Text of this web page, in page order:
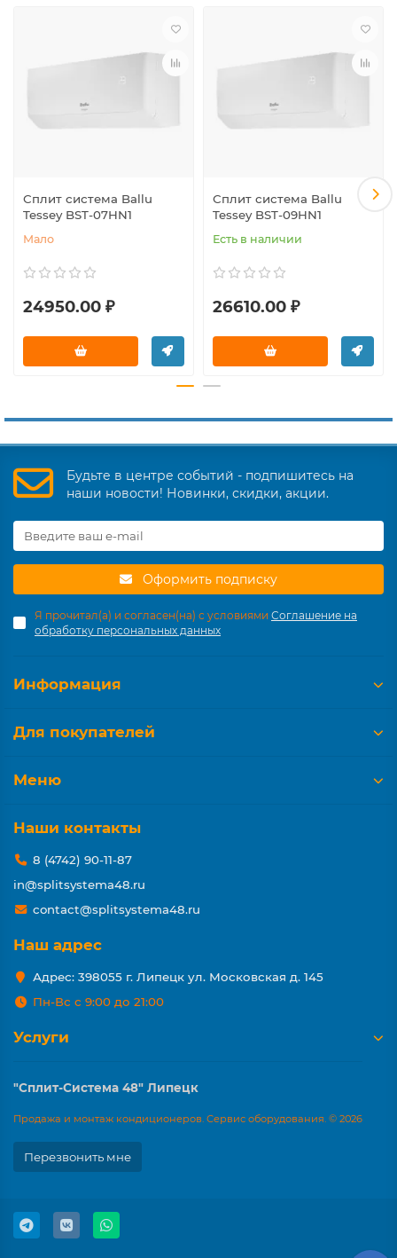
Сплит система Ballu
Tessey BST-07HN1
Мало
24950.00 ₽
Сплит система Ballu
Tessey BST-09HN1
Есть в наличии
26610.00 ₽
Будьте в центре событий - подпишитесь на
наши новости! Новинки, скидки, акции.
Оформить подписку
Я прочитал(а) и согласен(на) с условиями Соглашение на
обработку персональных данных
Информация
Для покупателей
Меню
Наши контакты
8 (4742) 90-11-87
in@splitsystema48.ru
contact@splitsystema48.ru
Наш адрес
Адрес: 398055 г. Липецк ул. Московская д. 145
Пн-Вс с 9:00 до 21:00
Услуги
"Сплит-Система 48" Липецк
Продажа и монтаж кондиционеров. Сервис оборудования. © 2026
Перезвонить мне